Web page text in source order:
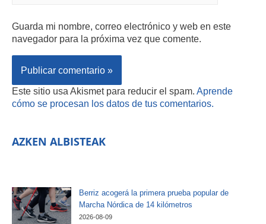
Guarda mi nombre, correo electrónico y web en este
navegador para la próxima vez que comente.
Este sitio usa Akismet para reducir el spam. Aprende
cómo se procesan los datos de tus comentarios.
AZKEN ALBISTEAK
Berriz acogerá la primera prueba popular de
Marcha Nórdica de 14 kilómetros
2026-08-09